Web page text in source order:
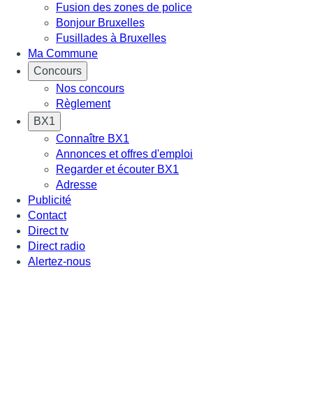
Fusion des zones de police
Bonjour Bruxelles
Fusillades à Bruxelles
Ma Commune
Concours
Nos concours
Règlement
BX1
Connaître BX1
Annonces et offres d'emploi
Regarder et écouter BX1
Adresse
Publicité
Contact
Direct tv
Direct radio
Alertez-nous